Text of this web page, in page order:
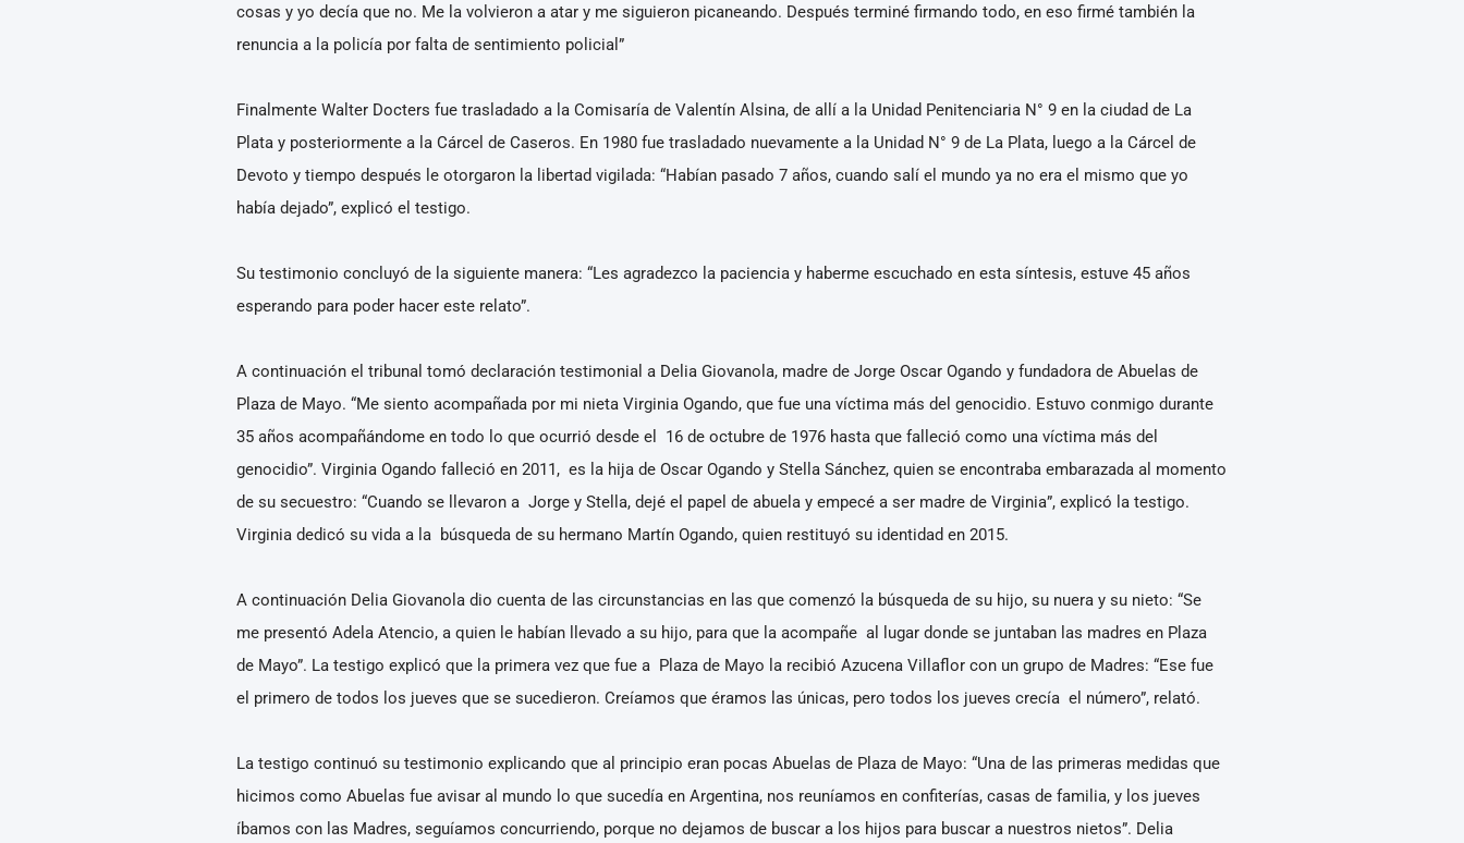
cosas y yo decía que no. Me la volvieron a atar y me siguieron picaneando. Después terminé firmando todo, en eso firmé también la
renuncia a la policía por falta de sentimiento policial”
Finalmente Walter Docters fue trasladado a la Comisaría de Valentín Alsina, de allí a la Unidad Penitenciaria N° 9 en la ciudad de La
Plata y posteriormente a la Cárcel de Caseros. En 1980 fue trasladado nuevamente a la Unidad N° 9 de La Plata, luego a la Cárcel de
Devoto y tiempo después le otorgaron la libertad vigilada: “Habían pasado 7 años, cuando salí el mundo ya no era el mismo que yo
había dejado”, explicó el testigo.
Su testimonio concluyó de la siguiente manera: “Les agradezco la paciencia y haberme escuchado en esta síntesis, estuve 45 años
esperando para poder hacer este relato”.
A continuación el tribunal tomó declaración testimonial a Delia Giovanola, madre de Jorge Oscar Ogando y fundadora de Abuelas de
Plaza de Mayo. “Me siento acompañada por mi nieta Virginia Ogando, que fue una víctima más del genocidio. Estuvo conmigo durante
35 años acompañándome en todo lo que ocurrió desde el 16 de octubre de 1976 hasta que falleció como una víctima más del
genocidio”. Virginia Ogando falleció en 2011, es la hija de Oscar Ogando y Stella Sánchez, quien se encontraba embarazada al momento
de su secuestro: “Cuando se llevaron a Jorge y Stella, dejé el papel de abuela y empecé a ser madre de Virginia”, explicó la testigo.
Virginia dedicó su vida a la búsqueda de su hermano Martín Ogando, quien restituyó su identidad en 2015.
A continuación Delia Giovanola dio cuenta de las circunstancias en las que comenzó la búsqueda de su hijo, su nuera y su nieto: “Se
me presentó Adela Atencio, a quien le habían llevado a su hijo, para que la acompañe al lugar donde se juntaban las madres en Plaza
de Mayo”. La testigo explicó que la primera vez que fue a Plaza de Mayo la recibió Azucena Villaflor con un grupo de Madres: “Ese fue
el primero de todos los jueves que se sucedieron. Creíamos que éramos las únicas, pero todos los jueves crecía el número”, relató.
La testigo continuó su testimonio explicando que al principio eran pocas Abuelas de Plaza de Mayo: “Una de las primeras medidas que
hicimos como Abuelas fue avisar al mundo lo que sucedía en Argentina, nos reuníamos en confiterías, casas de familia, y los jueves
íbamos con las Madres, seguíamos concurriendo, porque no dejamos de buscar a los hijos para buscar a nuestros nietos”. Delia